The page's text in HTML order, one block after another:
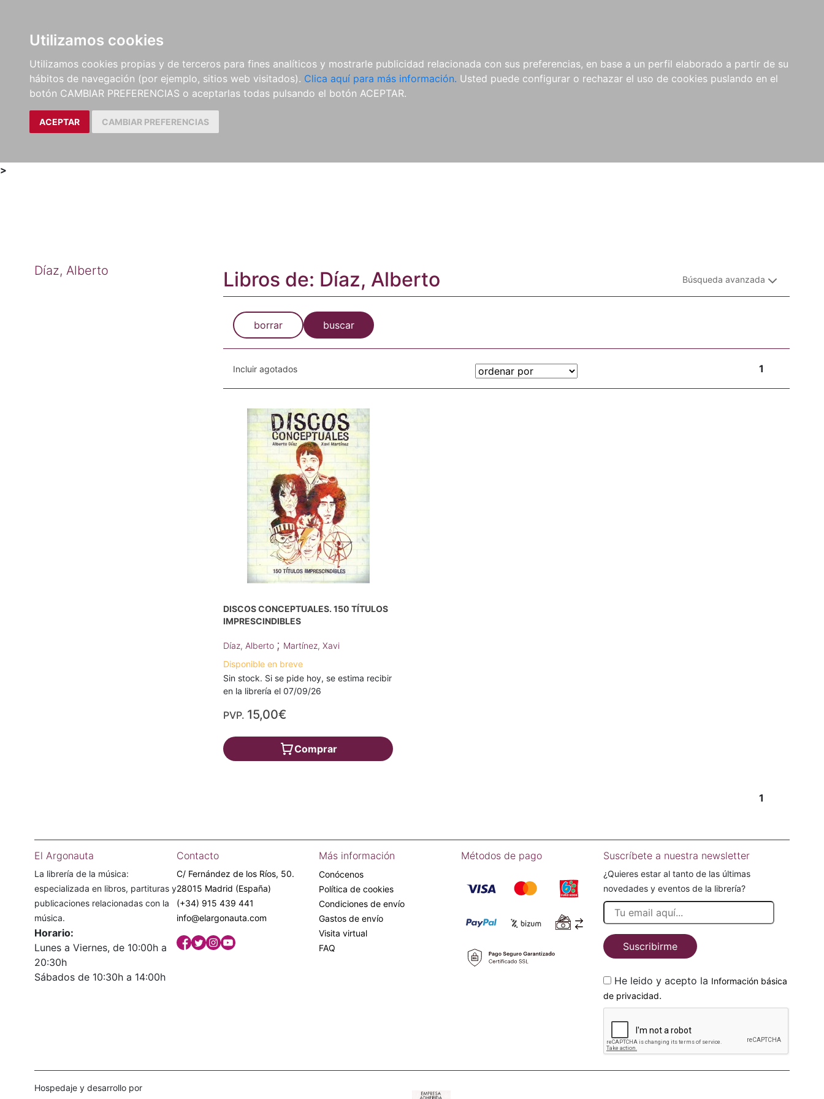
Utilizamos cookies
Utilizamos cookies propias y de terceros para fines analíticos y mostrarle publicidad relacionada con sus preferencias, en base a un perfil elaborado a partir de su
hábitos de navegación (por ejemplo, sitios web visitados). Clica aquí para más información. Usted puede configurar o rechazar el uso de cookies puslando en el
botón CAMBIAR PREFERENCIAS o aceptarlas todas pulsando el botón ACEPTAR.
ACEPTAR CAMBIAR PREFERENCIAS
LIBROS
MÉTODOS Y
EJERCICIOS
PARTITURAS Y EDICIONES
CRÍTICAS
REVISTAS
CDS Y
DVDS
MATERIAL
COMPLEMENTARIO
NOVEDADES NOTICIAS
COMPRAS
INSTITUCIONALES
>
Díaz, Alberto Libros de: Díaz, Alberto Búsqueda avanzada
borrar buscar
Incluir agotados 1
DISCOS CONCEPTUALES. 150 TÍTULOS
IMPRESCINDIBLES
Díaz, Alberto ; Martínez, Xavi
Disponible en breve
Sin stock. Si se pide hoy, se estima recibir
en la librería el 07/09/26
PVP. 15,00€
Comprar
1
El Argonauta
La librería de la música:
especializada en libros, partituras y
publicaciones relacionadas con la
música.
Horario:
Lunes a Viernes, de 10:00h a
20:30h
Sábados de 10:30h a 14:00h
Contacto
C/ Fernández de los Ríos, 50.
28015 Madrid (España)
(+34) 915 439 441
info@elargonauta.com
Más información
Conócenos
Política de cookies
Condiciones de envío
Gastos de envío
Visita virtual
FAQ
Métodos de pago Suscríbete a nuestra newsletter
¿Quieres estar al tanto de las últimas
novedades y eventos de la librería?
Suscribirme
He leido y acepto la Información básica
de privacidad.
Hospedaje y desarrollo por